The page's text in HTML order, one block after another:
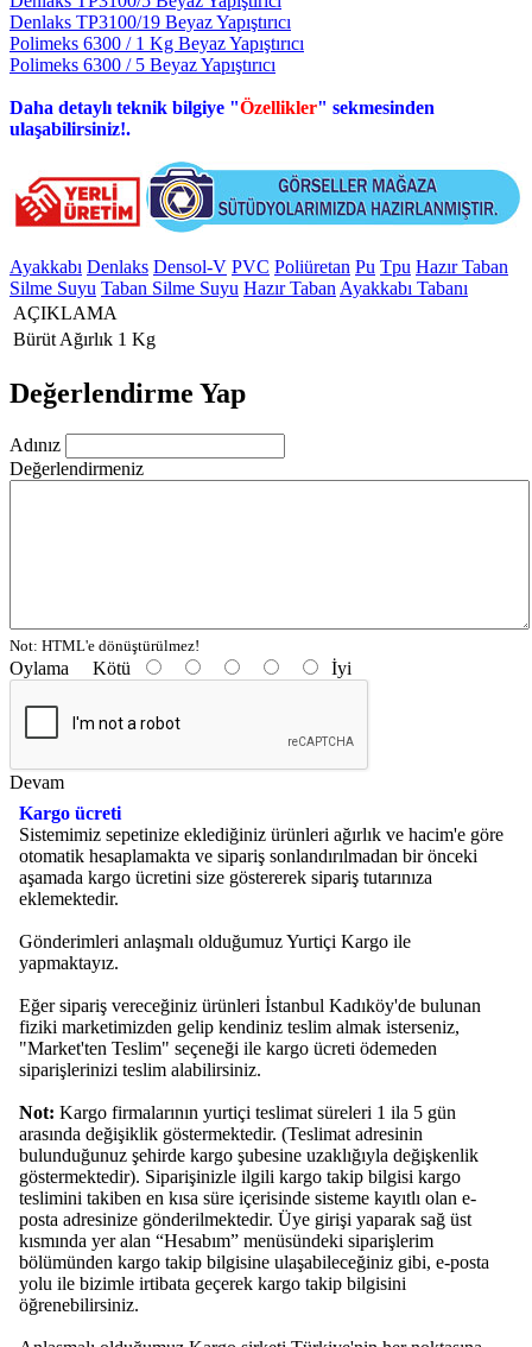
Denlaks TP3100/19 Beyaz Yapıştırıcı
Polimeks 6300 / 1 Kg Beyaz Yapıştırıcı
Polimeks 6300 / 5 Beyaz Yapıştırıcı
Daha detaylı teknik bilgiye "Özellikler" sekmesinden
ulaşabilirsiniz!.
Ayakkabı Denlaks Densol-V PVC Poliüretan Pu Tpu Hazır Taban
Silme Suyu Taban Silme Suyu Hazır Taban Ayakkabı Tabanı
AÇIKLAMA
Bürüt Ağırlık 1 Kg
Değerlendirme Yap
Adınız
Değerlendirmeniz
Not: HTML'e dönüştürülmez!
Oylama Kötü İyi
Devam